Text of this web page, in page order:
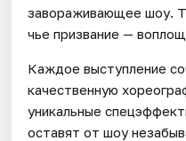
завораживающее шоу.
чье призвание —
Каждое выступление
качественную
уникальные
оставят от шоу